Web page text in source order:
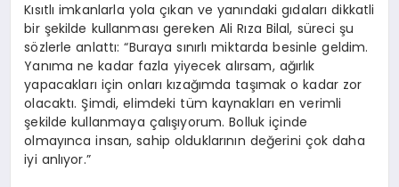
Kısıtlı imkanlarla yola çıkan ve yanındaki gıdaları dikkatli
bir şekilde kullanması gereken Ali Rıza Bilal, süreci şu
sözlerle anlattı: “Buraya sınırlı miktarda besinle geldim.
Yanıma ne kadar fazla yiyecek alırsam, ağırlık
yapacakları için onları kızağımda taşımak o kadar zor
olacaktı. Şimdi, elimdeki tüm kaynakları en verimli
şekilde kullanmaya çalışıyorum. Bolluk içinde
olmayınca insan, sahip olduklarının değerini çok daha
iyi anlıyor.”